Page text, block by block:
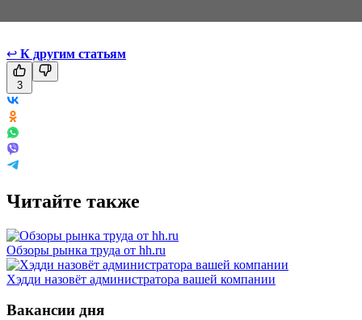
↩ К другим статьям
3
Читайте также
Обзоры рынка труда от hh.ru
Хэдди назовёт администратора вашей компании
Вакансии дня